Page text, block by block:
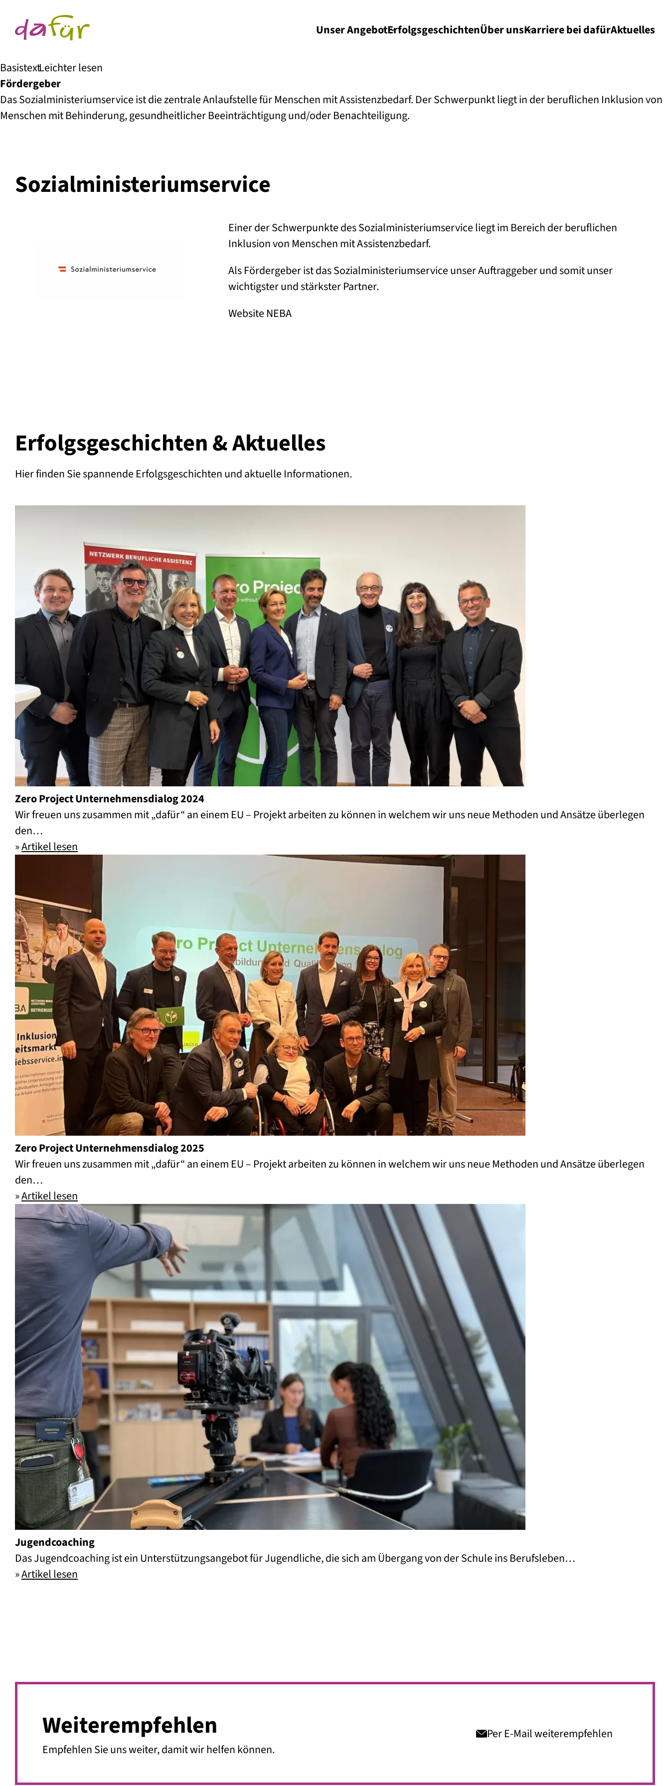
Unser AngebotErfolgs­geschichtenÜber unsKarriere bei dafürAktuelles
BasistextLeichter lesen
Fördergeber
Das Sozialministeriumservice ist die zentrale Anlaufstelle für Menschen mit Assistenzbedarf. Der Schwerpunkt liegt in der beruflichen Inklusion von
Menschen mit Behinderung, gesundheitlicher Beeinträchtigung und/oder Benachteiligung.
Sozial­ministerium­service
Einer der Schwerpunkte des Sozialministeriumservice liegt im Bereich der beruflichen
Inklusion von Menschen mit Assistenzbedarf.
Als Fördergeber ist das Sozialministeriumservice unser Auftraggeber und somit unser
wichtigster und stärkster Partner.
Website NEBA
Erfolgs­geschichten & Aktuelles
Hier finden Sie spannende Erfolgsgeschichten und aktuelle Informationen.
Zero Project Unternehmensdialog 2024
Wir freuen uns zusammen mit „dafür“ an einem EU – Projekt arbeiten zu können in welchem wir uns neue Methoden und Ansätze überlegen
den…
»Artikel lesen
Zero Project Unternehmensdialog 2025
Wir freuen uns zusammen mit „dafür“ an einem EU – Projekt arbeiten zu können in welchem wir uns neue Methoden und Ansätze überlegen
den…
»Artikel lesen
Jugendcoaching
Das Jugendcoaching ist ein Unterstützungsangebot für Jugendliche, die sich am Übergang von der Schule ins Berufsleben…
»Artikel lesen
Weiter­empfehlen
Empfehlen Sie uns weiter, damit wir helfen können.
Per E-Mail weiterempfehlen